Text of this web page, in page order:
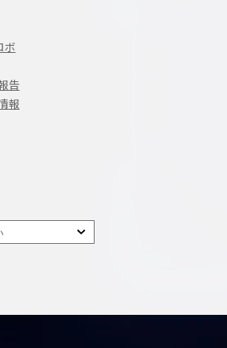
ボ
告
報